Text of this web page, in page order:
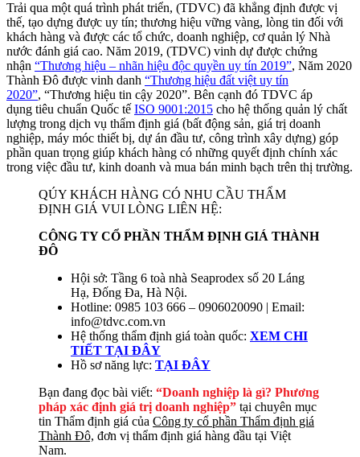
Trải qua một quá trình phát triển, (TDVC) đã khẳng định được vị
thế, tạo dựng được uy tín; thương hiệu vững vàng, lòng tin đối với
khách hàng và được các tổ chức, doanh nghiệp, cơ quản lý Nhà
nước đánh giá cao. Năm 2019, (TDVC) vinh dự được chứng
nhận “Thương hiệu – nhãn hiệu độc quyền uy tín 2019”, Năm 2020
Thành Đô được vinh danh “Thương hiệu đất việt uy tín
2020”, “Thương hiệu tin cậy 2020”. Bên cạnh đó TDVC áp
dụng tiêu chuẩn Quốc tế ISO 9001:2015 cho hệ thống quản lý chất
lượng trong dịch vụ thẩm định giá (bất động sản, giá trị doanh
nghiệp, máy móc thiết bị, dự án đầu tư, công trình xây dựng) góp
phần quan trọng giúp khách hàng có những quyết định chính xác
trong việc đầu tư, kinh doanh và mua bán minh bạch trên thị trường.
QÚY KHÁCH HÀNG CÓ NHU CẦU THẨM
ĐỊNH GIÁ VUI LÒNG LIÊN HỆ:
CÔNG TY CỔ PHẦN THẨM ĐỊNH GIÁ THÀNH
ĐÔ
Hội sở: Tầng 6 toà nhà Seaprodex số 20 Láng
Hạ, Đống Đa, Hà Nội.
Hotline: 0985 103 666 – 0906020090 | Email:
info@tdvc.com.vn
Hệ thống thẩm định giá toàn quốc: XEM CHI
TIẾT TẠI ĐÂY
Hồ sơ năng lực: TẠI ĐÂY
Bạn đang đọc bài viết: “Doanh nghiệp là gì? Phương
pháp xác định giá trị doanh nghiệp” tại chuyên mục
tin Thẩm định giá của Công ty cổ phần Thẩm định giá
Thành Đô, đơn vị thẩm định giá hàng đầu tại Việt
Nam.